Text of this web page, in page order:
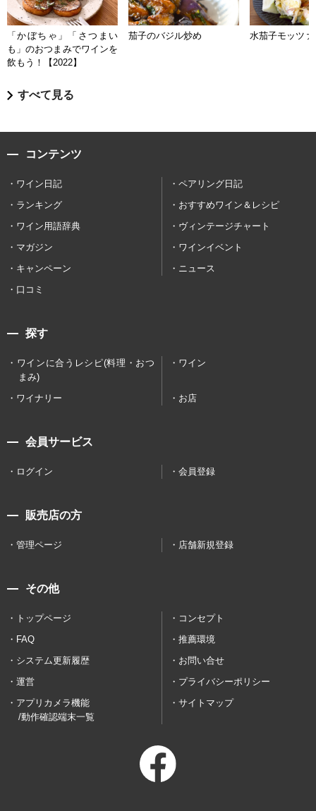
「かぼちゃ」「さつまい
も」のおつまみでワインを
飲もう！【2022】
茄子のバジル炒め 水茄子モッツァ
すべて見る
コンテンツ
ワイン日記
ペアリング日記
ランキング
おすすめワイン＆レシピ
ワイン用語辞典
ヴィンテージチャート
マガジン
ワインイベント
キャンペーン
ニュース
口コミ
探す
ワインに合うレシピ(料理・おつ
まみ)
ワイン
ワイナリー お店
会員サービス
ログイン 会員登録
販売店の方
管理ページ 店舗新規登録
その他
トップページ
コンセプト
FAQ
推薦環境
システム更新履歴
お問い合せ
運営
プライバシーポリシー
アプリカメラ機能
/動作確認端末一覧
サイトマップ